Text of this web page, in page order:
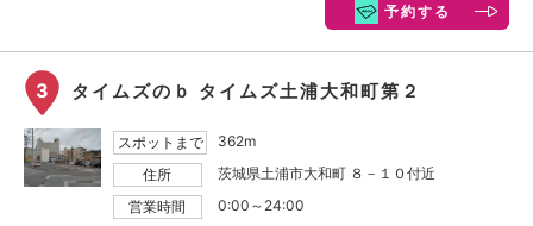
予約する
3 タイムズのｂ タイムズ土浦大和町第２
スポットまで
362m
住所
茨城県土浦市大和町 ８－１０付近
営業時間
0:00～24:00